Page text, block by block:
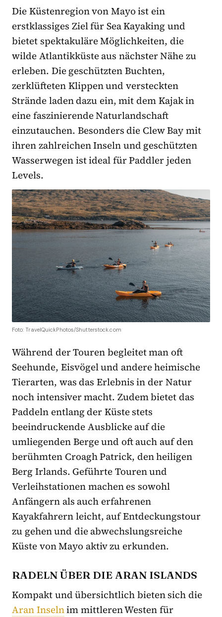
Die Küstenregion von Mayo ist ein
erstklassiges Ziel für Sea Kayaking und
bietet spektakuläre Möglichkeiten, die
wilde Atlantikküste aus nächster Nähe zu
erleben. Die geschützten Buchten,
zerklüfteten Klippen und versteckten
Strände laden dazu ein, mit dem Kajak in
eine faszinierende Naturlandschaft
einzutauchen. Besonders die Clew Bay mit
ihren zahlreichen Inseln und geschützten
Wasserwegen ist ideal für Paddler jeden
Levels.
Foto: TravelQuickPhotos/Shutterstock.com
Während der Touren begleitet man oft
Seehunde, Eisvögel und andere heimische
Tierarten, was das Erlebnis in der Natur
noch intensiver macht. Zudem bietet das
Paddeln entlang der Küste stets
beeindruckende Ausblicke auf die
umliegenden Berge und oft auch auf den
berühmten Croagh Patrick, den heiligen
Berg Irlands. Geführte Touren und
Verleihstationen machen es sowohl
Anfängern als auch erfahrenen
Kayakfahrern leicht, auf Entdeckungstour
zu gehen und die abwechslungsreiche
Küste von Mayo aktiv zu erkunden.
RADELN ÜBER DIE ARAN ISLANDS
Kompakt und übersichtlich bieten sich die
Aran Inselnim mittleren Westen für